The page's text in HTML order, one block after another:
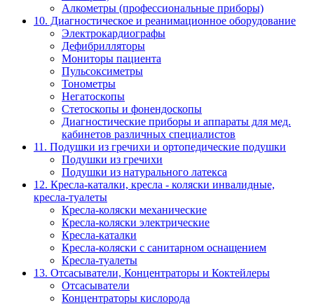
Алкометры (профессиональные приборы)
10. Диагностическое и реанимационное оборудование
Электрокардиографы
Дефибрилляторы
Мониторы пациента
Пульсоксиметры
Тонометры
Негатоскопы
Стетоскопы и фонендоскопы
Диагностические приборы и аппараты для мед.
кабинетов различных специалистов
11. Подушки из гречихи и ортопедические подушки
Подушки из гречихи
Подушки из натурального латекса
12. Кресла-каталки, кресла - коляски инвалидные,
кресла-туалеты
Кресла-коляски механические
Кресла-коляски электрические
Кресла-каталки
Кресла-коляски с санитарном оснащением
Кресла-туалеты
13. Отсасыватели, Концентраторы и Коктейлеры
Отсасыватели
Концентраторы кислорода